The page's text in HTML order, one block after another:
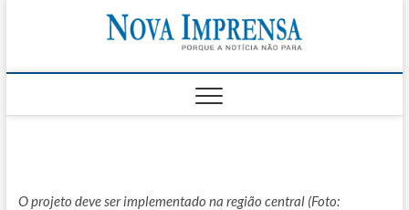
SÃO SEBASTIÃO,
O projeto deve ser implementado na região central (Foto: